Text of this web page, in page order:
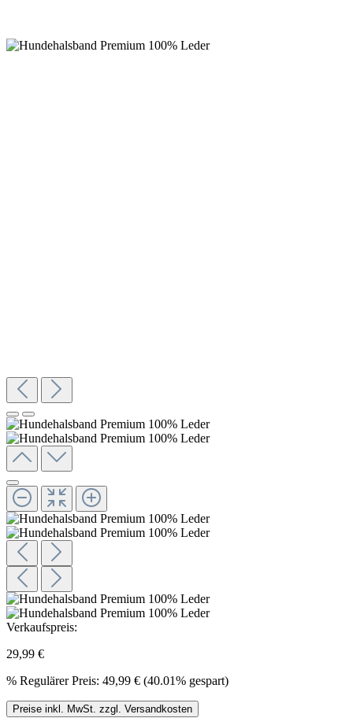
Verkaufspreis:
29,99 €
% Regulärer Preis: 49,99 € (40.01% gespart)
Preise inkl. MwSt. zzgl. Versandkosten